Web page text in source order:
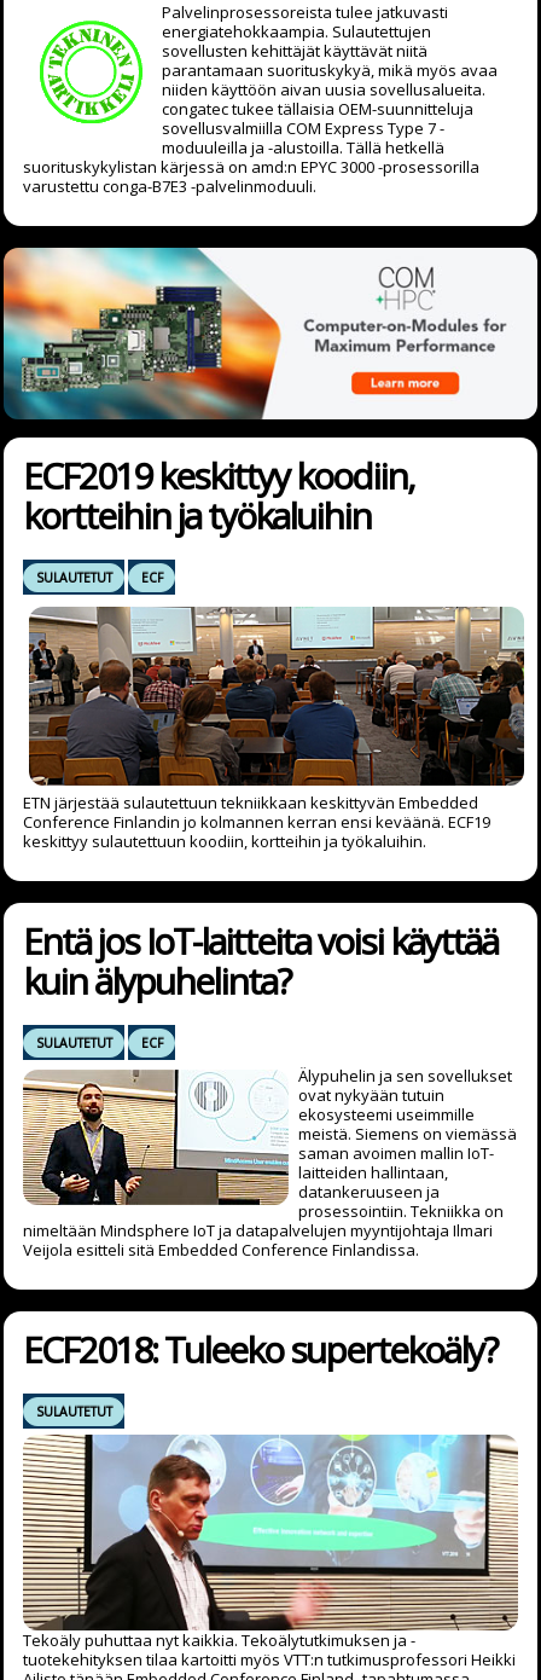
Palvelinprosessoreista tulee jatkuvasti
energiatehokkaampia. Sulautettujen
sovellusten kehittäjät käyttävät niitä
parantamaan suorituskykyä, mikä myös avaa
niiden käyttöön aivan uusia sovellusalueita.
congatec tukee tällaisia OEM-suunnitteluja
sovellusvalmiilla COM Express Type 7 -
moduuleilla ja -alustoilla. Tällä hetkellä
suorituskykylistan kärjessä on amd:n EPYC 3000 -prosessorilla
varustettu conga-B7E3 -palvelinmoduuli.
ECF2019 keskittyy koodiin,
kortteihin ja työkaluihin
SULAUTETUT ECF
ETN järjestää sulautettuun tekniikkaan keskittyvän Embedded
Conference Finlandin jo kolmannen kerran ensi keväänä. ECF19
keskittyy sulautettuun koodiin, kortteihin ja työkaluihin.
Entä jos IoT-laitteita voisi käyttää
kuin älypuhelinta?
SULAUTETUT ECF
Älypuhelin ja sen sovellukset
ovat nykyään tutuin
ekosysteemi useimmille
meistä. Siemens on viemässä
saman avoimen mallin IoT-
laitteiden hallintaan,
datankeruuseen ja
prosessointiin. Tekniikka on
nimeltään Mindsphere IoT ja datapalvelujen myyntijohtaja Ilmari
Veijola esitteli sitä Embedded Conference Finlandissa.
ECF2018: Tuleeko supertekoäly?
SULAUTETUT
Tekoäly puhuttaa nyt kaikkia. Tekoälytutkimuksen ja -
tuotekehityksen tilaa kartoitti myös VTT:n tutkimusprofessori Heikki